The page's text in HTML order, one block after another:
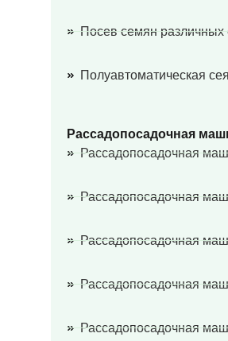
Посев семян
Полуавтоматическая
Рассадопосадочная
Рассадопосадочная
Рассадопосадочная
Рассадопосадочная
Рассадопосадочная
Рассадопосадочная